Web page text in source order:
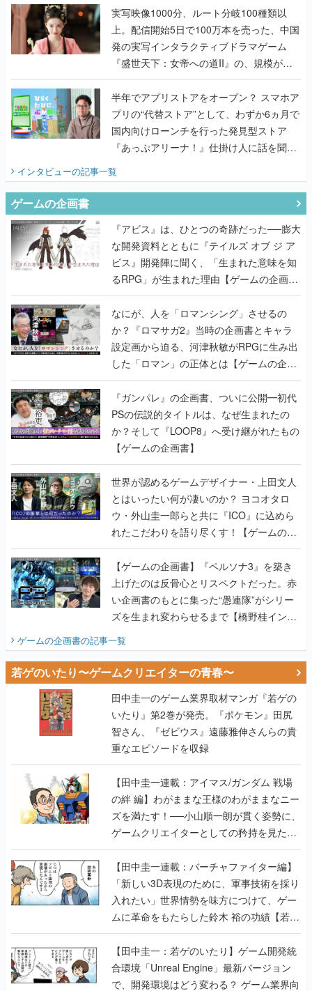
んだレジェンド2人に訊く開発秘話
実写映像1000分、ルート分岐100種類以
上。配信開始5日で100万本を売った、中国
発の実写インタラクティブドラマゲーム
『盛世天下：女帝への道II』の、規模が違
うこだわりをプロデューサーに聞いた
半年でアプリストアをオープン？ スマホア
プリの“代替ストア”として、わずか6ヵ月で
国内向けローンチを行った発見型ストア
『あっぷアリーナ！』仕掛け人に話を聞い
てみた
インタビューの記事一覧
ゲームの企画書
『アビス』は、ひとつの奇跡だった──膨大
な開発資料とともに『テイルズ オブ ジ ア
ビス』開発陣に聞く、「生まれた意味を知
るRPG」が生まれた理由【ゲームの企画
書】
なにが、人を「ロマンシング」させるの
か？『ロマサガ2』当時の企画書とキャラ
設定画から迫る、河津秋敏がRPGに生み出
した「ロマン」の正体とは【ゲームの企画
書】
『ガンパレ』の企画書、ついに公開━初代
PSの伝説的タイトルは、なぜ生まれたの
か？そして『LOOP8』へ受け継がれたもの
【ゲームの企画書】
世界が認めるゲームデザイナー・上田文人
とはいったい何が凄いのか？ ヨコオタロ
ウ・外山圭一郎らと共に『ICO』に込めら
れたこだわりを語り尽くす！【ゲームの企
画書】
【ゲームの企画書】『ペルソナ3』を築き
上げたのは反骨心とリスペクトだった。赤
い企画書のもとに集った“愚連隊”がシリー
ズを生まれ変わらせるまで【橋野桂インタ
ビュー】
ゲームの企画書の記事一覧
若ゲのいたり〜ゲームクリエイターの青春〜
田中圭一のゲーム業界取材マンガ『若ゲの
いたり』第2巻が発売。『ポケモン』田尻
智さん、『ゼビウス』遠藤雅伸さんらの貴
重なエピソードを収録
【田中圭一連載：アイマス/ガンダム 戦場
の絆 編】わがままな王様のわがままなニー
ズを満たす！──小山順一朗が貫く姿勢に、
ゲームクリエイターとしての矜持を見た
【若ゲのいたり最終回】
【田中圭一連載：バーチャファイター編】
「新しい3D表現のために、軍事技術を採り
入れたい」世界情勢を味方につけて、ゲー
ムに革命をもたらした鈴木 裕の功績【若ゲ
のいたり】
【田中圭一：若ゲのいたり】ゲーム開発統
合環境「Unreal Engine」最新バージョン
で、開発環境はどう変わる？ ゲーム業界向